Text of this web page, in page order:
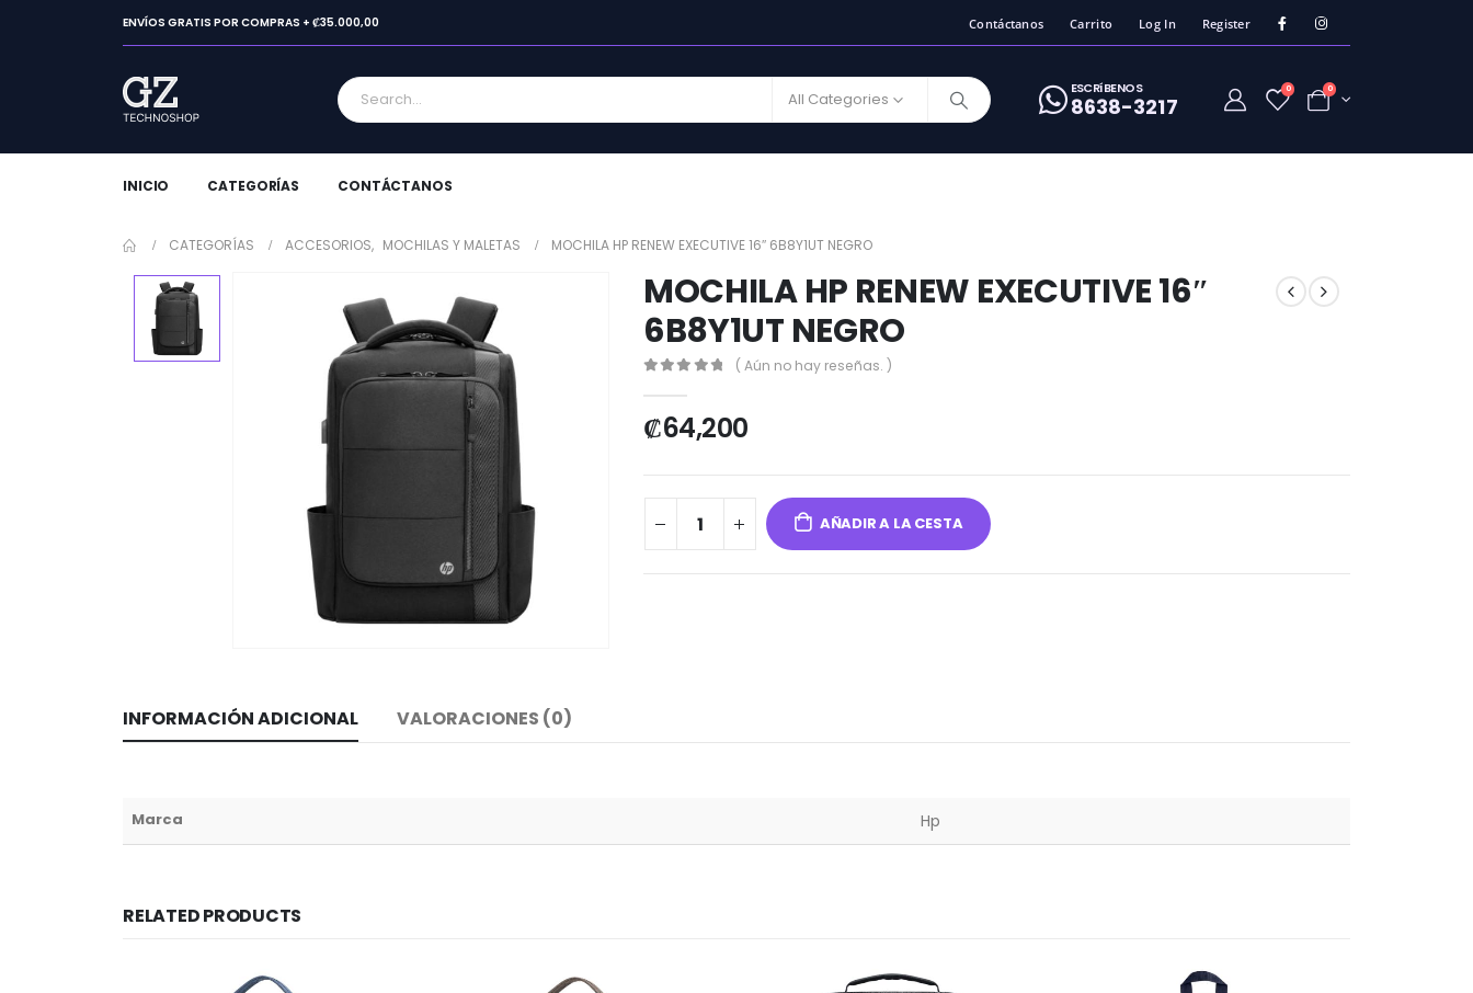
ENVÍOS GRATIS POR COMPRAS + ₡35.000,00 Contáctanos Carrito Log In Register
All Categories
ESCRíBENOS
8638-3217
0 0
INICIO CATEGORÍAS CONTÁCTANOS
CATEGORÍAS ACCESORIOS, MOCHILAS Y MALETAS MOCHILA HP RENEW EXECUTIVE 16″ 6B8Y1UT NEGRO
MOCHILA HP RENEW EXECUTIVE 16″
6B8Y1UT NEGRO
( Aún no hay reseñas. )
₡64,200
AÑADIR A LA CESTA
INFORMACIÓN ADICIONAL VALORACIONES (0)
Marca Hp
RELATED PRODUCTS